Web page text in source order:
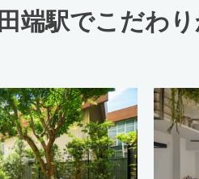
田端駅でこだわ